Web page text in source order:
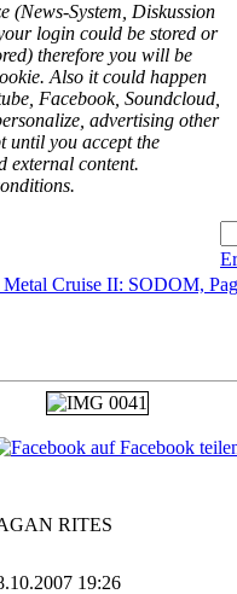
(News-System, Diskussion
login could be stored or
therefore you will be
Also it could happen
Facebook, Soundcloud,
advertising other
until you accept the
external content.
Metal Cruise II: SODOM,
auf Facebook
RITES
19:26